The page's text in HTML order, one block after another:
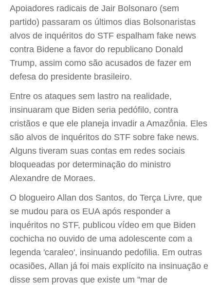
Apoiadores radicais de Jair Bolsonaro (sem
partido) passaram os últimos dias Bolsonaristas
alvos de inquéritos do STF espalham fake news
contra Bidene a favor do republicano Donald
Trump, assim como são acusados de fazer em
defesa do presidente brasileiro.
Entre os ataques sem lastro na realidade,
insinuaram que Biden seria pedófilo, contra
cristãos e que ele planeja invadir a Amazônia. Eles
são alvos de inquéritos do STF sobre fake news.
Alguns tiveram suas contas em redes sociais
bloqueadas por determinação do ministro
Alexandre de Moraes.
O blogueiro Allan dos Santos, do Terça Livre, que
se mudou para os EUA após responder a
inquéritos no STF, publicou vídeo em que Biden
cochicha no ouvido de uma adolescente com a
legenda 'caraleo', insinuando pedofilia. Em outras
ocasiões, Allan já foi mais explícito na insinuação e
disse sem provas que existe um "mar de